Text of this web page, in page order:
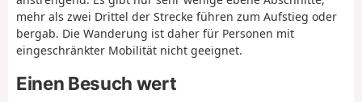
mehr als zwei Drittel der Strecke führen zum Aufstieg oder
bergab. Die Wanderung ist daher für Personen mit
eingeschränkter Mobilität nicht geeignet.
Einen Besuch wert